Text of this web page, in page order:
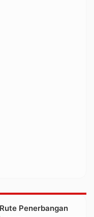
Penerbangan